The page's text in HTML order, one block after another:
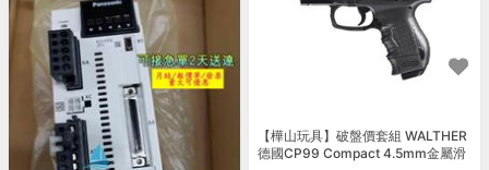
【樺山玩具】破盤價套組 WALTHER
德國CP99 Compact 4.5mm金屬滑